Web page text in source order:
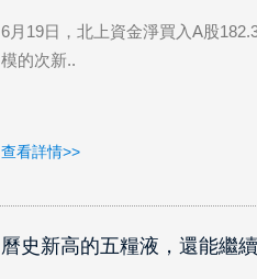
6月19日，北上資金淨買入A股
模的次新..
查看詳情>>
曆史新高的五糧液，還能繼